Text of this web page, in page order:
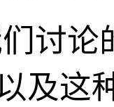
讨
及这